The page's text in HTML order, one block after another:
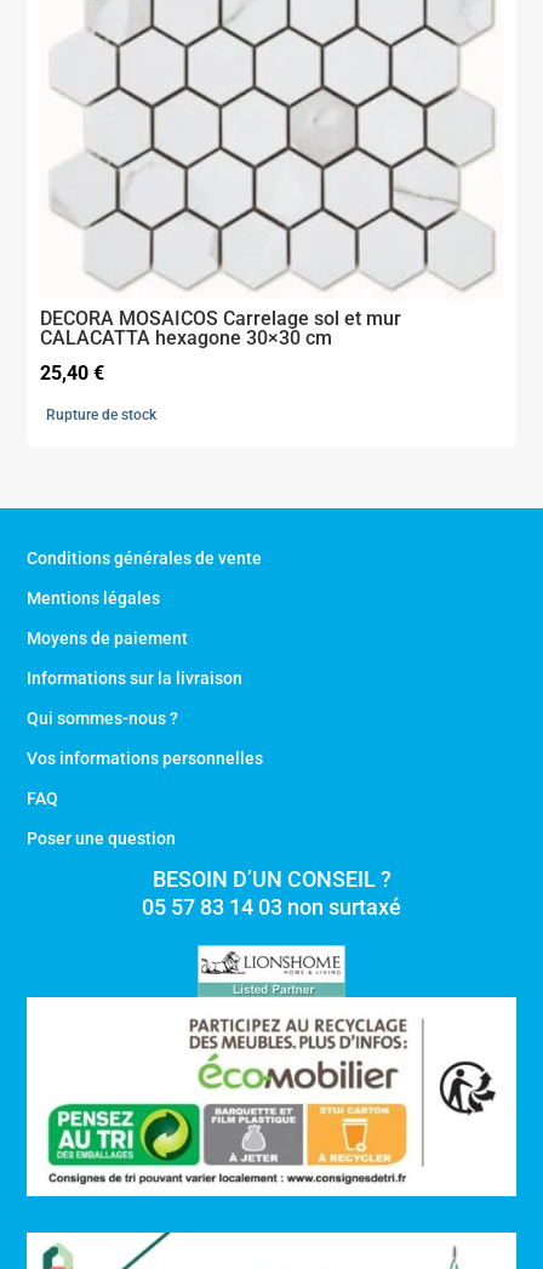
DECORA MOSAICOS Carrelage sol et mur
CALACATTA hexagone 30×30 cm
25,40€
Rupture de stock
Conditions générales de vente
Mentions légales
Moyens de paiement
Informations sur la livraison
Qui sommes-nous ?
Vos informations personnelles
FAQ
Poser une question
BESOIN D’UN CONSEIL ?
05 57 83 14 03 non surtaxé